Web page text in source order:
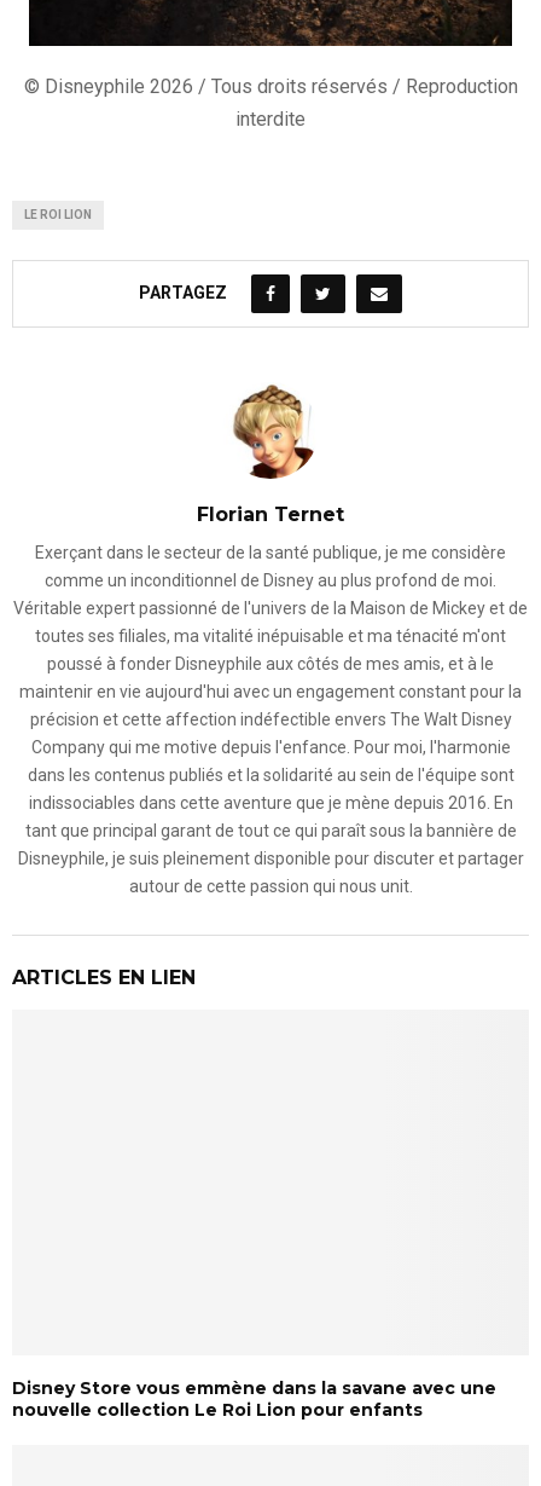
© Disneyphile 2026 / Tous droits réservés / Reproduction
interdite
LE ROI LION
PARTAGEZ
Florian Ternet
Exerçant dans le secteur de la santé publique, je me considère
comme un inconditionnel de Disney au plus profond de moi.
Véritable expert passionné de l'univers de la Maison de Mickey et de
toutes ses filiales, ma vitalité inépuisable et ma ténacité m'ont
poussé à fonder Disneyphile aux côtés de mes amis, et à le
maintenir en vie aujourd'hui avec un engagement constant pour la
précision et cette affection indéfectible envers The Walt Disney
Company qui me motive depuis l'enfance. Pour moi, l'harmonie
dans les contenus publiés et la solidarité au sein de l'équipe sont
indissociables dans cette aventure que je mène depuis 2016. En
tant que principal garant de tout ce qui paraît sous la bannière de
Disneyphile, je suis pleinement disponible pour discuter et partager
autour de cette passion qui nous unit.
ARTICLES EN LIEN
Disney Store vous emmène dans la savane avec une
nouvelle collection Le Roi Lion pour enfants